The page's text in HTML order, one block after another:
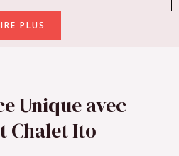
PLUS
Unique avec
Chalet Ito